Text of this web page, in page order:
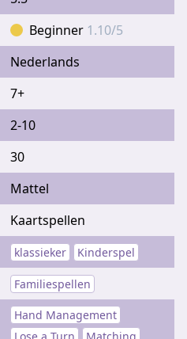
Beginner 1.10/5
Nederlands
7+
2-10
30
Mattel
Kaartspellen
klassieker Kinderspel
Familiespellen
Hand Management